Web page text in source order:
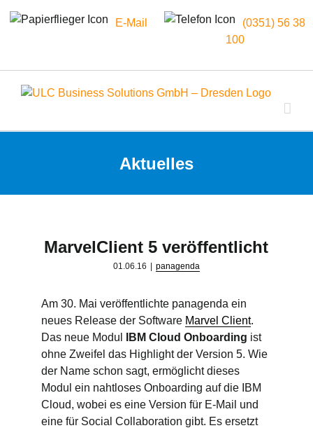
E-Mail
(0351) 56 38
100
Inhalt
Aktuelles
MarvelClient 5 veröffentlicht
01.06.16 panagenda
Am 30. Mai veröffentlichte panagenda ein
neues Release der Software Marvel Client.
Das neue Modul
IBM Cloud Onboarding ist
ohne Zweifel das Highlight der Version 5. Wie
der Name schon sagt, ermöglicht dieses
Modul ein nahtloses Onboarding auf die IBM
Cloud, wobei es eine Version für E-Mail und
eine für Social Collaboration gibt. Es ersetzt